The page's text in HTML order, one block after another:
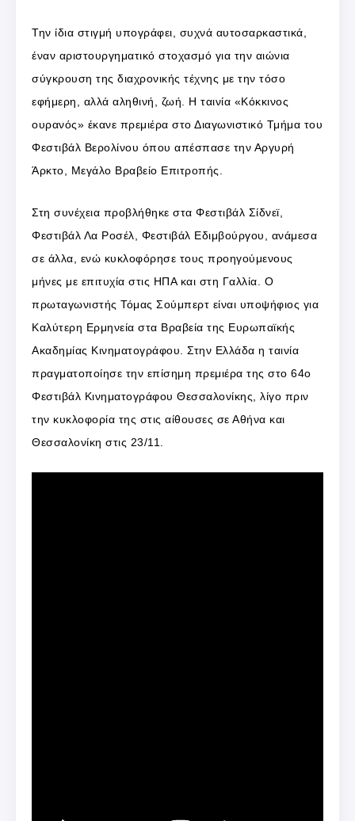
Την ίδια στιγμή υπογράφει, συχνά αυτοσαρκαστικά,
έναν αριστουργηματικό στοχασμό για την αιώνια
σύγκρουση της διαχρονικής τέχνης με την τόσο
εφήμερη, αλλά αληθινή, ζωή. Η ταινία «Κόκκινος
ουρανός» έκανε πρεμιέρα στο Διαγωνιστικό Τμήμα του
Φεστιβάλ Βερολίνου όπου απέσπασε την Αργυρή
Άρκτο, Μεγάλο Βραβείο Επιτροπής.
Στη συνέχεια προβλήθηκε στα Φεστιβάλ Σίδνεϊ,
Φεστιβάλ Λα Ροσέλ, Φεστιβάλ Εδιμβούργου, ανάμεσα
σε άλλα, ενώ κυκλοφόρησε τους προηγούμενους
μήνες με επιτυχία στις ΗΠΑ και στη Γαλλία. Ο
πρωταγωνιστής Τόμας Σούμπερτ είναι υποψήφιος για
Καλύτερη Ερμηνεία στα Βραβεία της Ευρωπαϊκής
Ακαδημίας Κινηματογράφου. Στην Ελλάδα η ταινία
πραγματοποίησε την επίσημη πρεμιέρα της στο 64ο
Φεστιβάλ Κινηματογράφου Θεσσαλονίκης, λίγο πριν
την κυκλοφορία της στις αίθουσες σε Αθήνα και
Θεσσαλονίκη στις 23/11.